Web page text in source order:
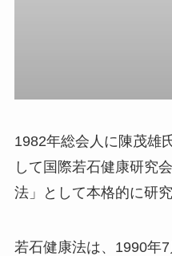
1982年総会人に陳茂雄
して国際若石健康研究
法」として本格的に研
若石健康法は、1990年